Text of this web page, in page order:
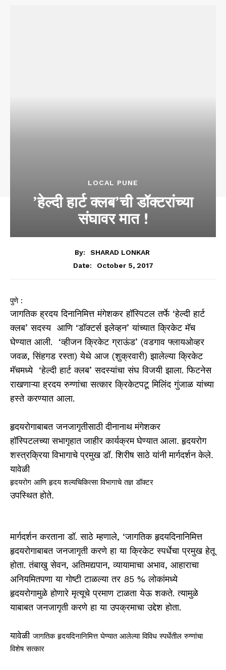
LOCAL PUNE
​’हेल्दी हार्ट क्लब’ची ​डॉक्टरांच्या
संघावर मात !
By:
SHARAD LONKAR
Date:
October 5, 2017
पुणे :
जागतिक ह्रदय दिनानिमित्त मंगेशकर हॉस्पिटल तर्फे ‘हेल्दी हार्ट
क्लब’ सदस्य आणि ‘डॉक्टर्स इलेव्हन’ यांच्यात क्रिकेट मॅच
घेण्यात आली. ‘व्हीजन क्रिकेट ग्राऊंड’ (वडगाव फ्लायओव्हर
जवळ, सिंहगड रस्ता) येथे आज (शुक्रवारी) झालेल्या क्रिकेट
मॅचमध्ये ‘हेल्दी हार्ट क्लब’ सदस्यांचा संघ विजयी झाला. फिटनेस
राखणाऱ्या ह्रदय रुग्णांचा सत्कार क्रिकेटपटू मिलिंद गुंजाळ यांच्या
हस्ते करण्यात आला.
हृदयरोगाबाबतजनजागृतीसाठी दीनानाथ मंगेशकर
हॉस्पिटलच्या सभागृहात जाहीर कार्यक्रम घेण्यात आला. हृदय​रोग​
शस्त्रक्रिया विभागाचे प्रमुख डॉ. शिरीष साठे यांनी मार्गदर्शन केले.
यावेळी
​हृदयरोग आणि हृदय शल्यचिकित्सा विभागाचे तज्ञ डॉक्टर
उपस्थित होते.
मार्गदर्शन करताना डॉ. साठे म्हणाले, ‘जागतिक हृदयदिनानिमित्त
हृदयरोगाबाबत जनजागृती करणे हा या क्रिकेट स्पर्धेचा प्रमुख हेतू
होता. तंबाखु सेवन, अतिमद्यपान, व्यायामाचा अभाव, आहाराचा
अनियमितपणा या गोष्टी टाळल्या तर 85 % लोकांमध्ये
हृदयरोगामुळे होणारे मृत्यूचे प्रमाण टाळता येऊ शकते. त्यामुळे
याबाबत जनजागृती करणे हा या उपक्रमाचा उद्देश होता.
यावेळीजागतिक हृदयदिनानिमित्त घेण्यात आलेल्या विविध स्पर्धेतील रुग्णांचा
विशेष सत्कार